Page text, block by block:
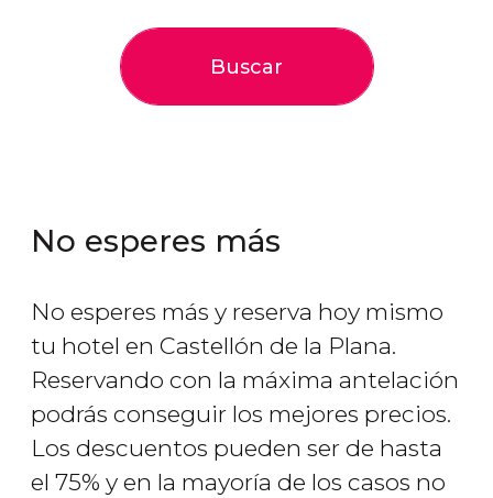
Buscar
No esperes más
No esperes más y reserva hoy mismo
tu hotel en Castellón de la Plana.
Reservando con la máxima antelación
podrás conseguir los mejores precios.
Los descuentos pueden ser de hasta
el 75% y en la mayoría de los casos no